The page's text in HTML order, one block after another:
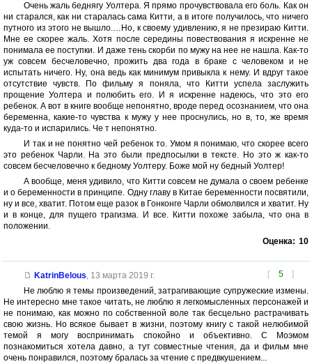
Очень жаль беднягу Уолтера. Я прямо прочувствовала его боль. Как он
ни старался, как ни старалась сама Китти, а в итоге получилось, что ничего
путного из этого не вышло.…Но, к своему удивлению, я не презираю Китти.
Мне ее скорее жаль. Хотя после середины повествования я искренне не
понимала ее поступки. И даже тень скорби по мужу на нее не нашла. Как-то
уж совсем бесчеловечно, прожить два года в браке с человеком и не
испытать ничего. Ну, она ведь как минимум привыкла к нему. И вдруг такое
отсутствие чувств. По фильму я поняла, что Китти успела заслужить
прощение Уолтера и полюбить его. И я искренне надеюсь, что это его
ребенок. А вот в книге вообще непонятно, вроде перед осознанием, что она
беременна, какие-то чувства к мужу у нее проснулись, но в, то, же время
куда-то и испарились. Че т непонятно.
И так и не понятно чей ребенок то. Умом я понимаю, что скорее всего
это ребенок Чарли. На это были предпосылки в тексте. Но это ж как-то
совсем бесчеловечно к бедному Уолтеру. Боже мой ну бедный Уолтер!
А вообще, меня удивило, что Китти совсем не думала о своем ребенке
и о беременности в принципе. Одну главу в Китае беременности посвятили,
ну и все, хватит. Потом еще разок в Гонконге Чарли обмолвился и хватит. Ну
и в конце, для пущего трагизма. И все. Китти похоже забыла, что она в
положении.
Оценка: 10
[ 5 ]
KatrinBelous, 13 марта 2019 г.
Не люблю я темы произведений, затрагивающие супружеские измены.
Не интересно мне такое читать, не люблю я легкомысленных персонажей и
не понимаю, как можно по собственной воле так бесцельно растрачивать
свою жизнь. Но всякое бывает в жизни, поэтому книгу с такой нелюбимой
темой я могу воспринимать спокойно и объективно. С Моэмом
познакомиться хотела давно, а тут совместные чтения, да и фильм мне
очень понравился, поэтому бралась за чтение с предвкушением...